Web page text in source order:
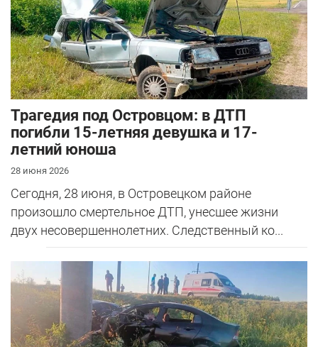
Трагедия под Островцом: в ДТП
погибли 15-летняя девушка и 17-
летний юноша
28 июня 2026
Сегодня, 28 июня, в Островецком районе
произошло смертельное ДТП, унесшее жизни
двух несовершеннолетних. Следственный ко...